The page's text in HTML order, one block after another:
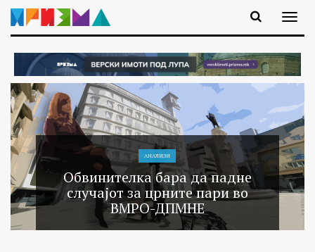
АНАЛИЗИ
Обвинителка бара да падне
случајот за црните пари во
ВМРО-ДПМНЕ